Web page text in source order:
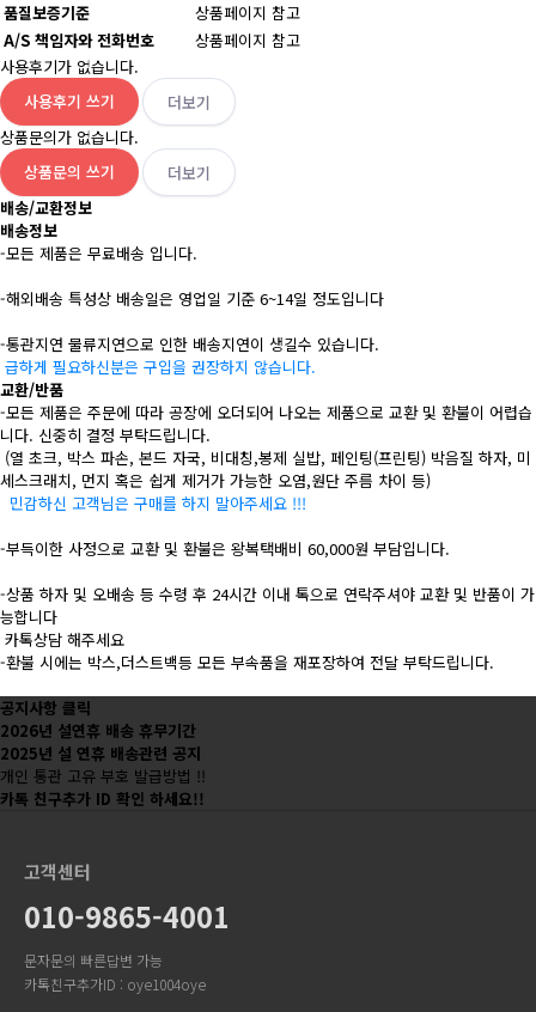
품질보증기준
상품페이지 참고
A/S 책임자와 전화번호
상품페이지 참고
사용후기가 없습니다.
사용후기 쓰기
더보기
상품문의가 없습니다.
상품문의 쓰기
더보기
배송/교환정보
배송정보
-모든 제품은 무료배송 입니다.
-해외배송 특성상 배송일은 영업일 기준 6~14일 정도입니다
-통관지연 물류지연으로 인한 배송지연이 생길수 있습니다.
급하게 필요하신분은 구입을 권장하지 않습니다.
교환/반품
-모든 제품은 주문에 따라 공장에 오더되어 나오는 제품으로 교환 및 환불이 어렵습
니다. 신중히 결정 부탁드립니다.
(열 초크, 박스 파손, 본드 자국, 비대칭,봉제 실밥, 페인팅(프린팅) 박음질 하자, 미
세스크래치, 먼지 혹은 쉽게 제거가 가능한 오염,원단 주름 차이 등)
민감하신 고객님은 구매를 하지 말아주세요 !!!
-부득이한 사정으로 교환 및 환불은 왕복택배비 60,000원 부담입니다.
-상품 하자 및 오배송 등 수령 후 24시간 이내 톡으로 연락주셔야 교환 및 반품이 가
능합니다
카톡상담 해주세요
-환불 시에는 박스,더스트백등 모든 부속품을 재포장하여 전달 부탁드립니다.
공지사항 클릭
2026년 설연휴 배송 휴무기간
2025년 설 연휴 배송관련 공지
개인 통관 고유 부호 발급방법 !!
카톡 친구추가 ID 확인 하세요!!
고객센터
010-9865-4001
문자문의 빠른답변 가능
카톡친구추가ID : oye1004oye